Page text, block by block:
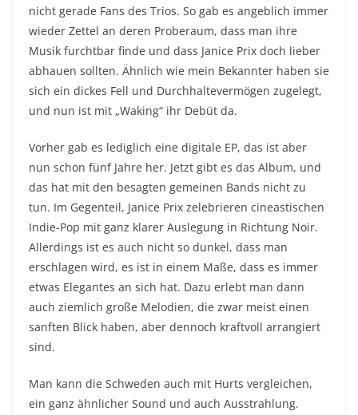
nicht gerade Fans des Trios. So gab es angeblich immer
wieder Zettel an deren Proberaum, dass man ihre
Musik furchtbar finde und dass Janice Prix doch lieber
abhauen sollten. Ähnlich wie mein Bekannter haben sie
sich ein dickes Fell und Durchhaltevermögen zugelegt,
und nun ist mit „Waking“ ihr Debüt da.
Vorher gab es lediglich eine digitale EP, das ist aber
nun schon fünf Jahre her. Jetzt gibt es das Album, und
das hat mit den besagten gemeinen Bands nicht zu
tun. Im Gegenteil, Janice Prix zelebrieren cineastischen
Indie-Pop mit ganz klarer Auslegung in Richtung Noir.
Allerdings ist es auch nicht so dunkel, dass man
erschlagen wird, es ist in einem Maße, dass es immer
etwas Elegantes an sich hat. Dazu erlebt man dann
auch ziemlich große Melodien, die zwar meist einen
sanften Blick haben, aber dennoch kraftvoll arrangiert
sind.
Man kann die Schweden auch mit Hurts vergleichen,
ein ganz ähnlicher Sound und auch Ausstrahlung.